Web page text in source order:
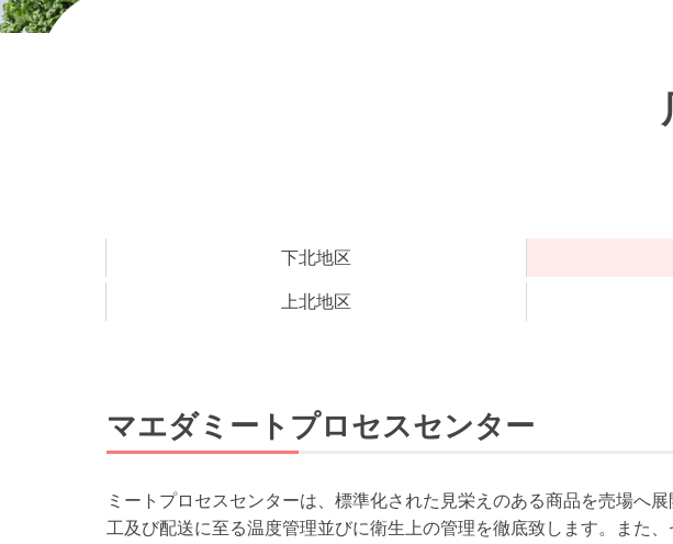
下北地区
上北地区
マエダミートプロセスセンター
ミートプロセスセンターは、標準化された見栄えのある商品を売場へ
工及び配送に至る温度管理並びに衛生上の管理を徹底致します。また